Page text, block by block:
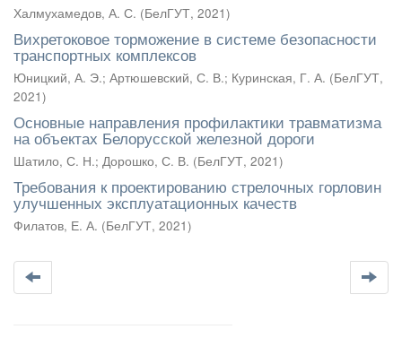
Халмухамедов, А. С. (БелГУТ, 2021)
Вихретоковое торможение в системе безопасности
транспортных комплексов
Юницкий, А. Э.; Артюшевский, С. В.; Куринская, Г. А. (БелГУТ,
2021)
Основные направления профилактики травматизма
на объектах Белорусской железной дороги
Шатило, С. Н.; Дорошко, С. В. (БелГУТ, 2021)
Требования к проектированию стрелочных горловин
улучшенных эксплуатационных качеств
Филатов, Е. А. (БелГУТ, 2021)